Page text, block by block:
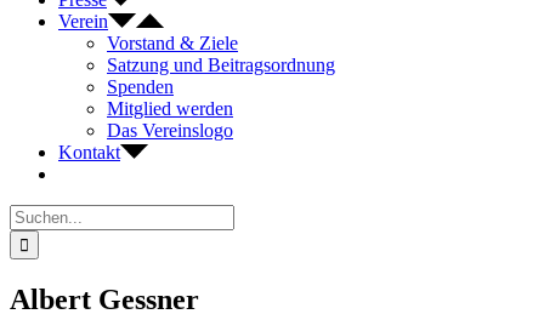
Verein
Vorstand & Ziele
Satzung und Beitragsordnung
Spenden
Mitglied werden
Das Vereinslogo
Kontakt
Suche
nach:
Albert Gessner